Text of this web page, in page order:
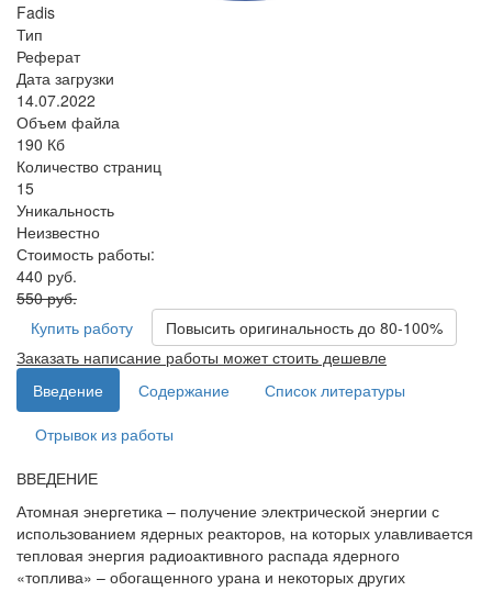
Fadis
Тип
Реферат
Дата загрузки
14.07.2022
Объем файла
190 Кб
Количество страниц
15
Уникальность
Неизвестно
Стоимость работы:
440 руб.
550 руб.
Купить работу
Повысить оригинальность до 80-100%
Заказать написание работы может стоить дешевле
Введение
Содержание
Список литературы
Отрывок из работы
ВВЕДЕНИЕ
Атомная энергетика – получение электрической энергии с
использованием ядерных реакторов, на которых улавливается
тепловая энергия радиоактивного распада ядерного
«топлива» – обогащенного урана и некоторых других